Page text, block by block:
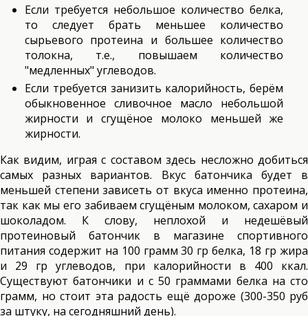
Если требуется небольшое количество белка,
то следует брать меньшее количество
сырьевого протеина и большее количество
толокна, т.е., повышаем количество
"медленных" углеводов.
Если требуется занизить калорийность, берём
обыкновенное сливочное масло небольшой
жирности и сгущёное молоко меньшей же
жирности.
Как видим, играя с составом здесь несложно добиться
самых разных вариантов. Вкус батончика будет в
меньшей степени зависеть от вкуса именно протеина,
так как мы его забиваем сгущёным молоком, сахаром и
шоколадом. К слову, неплохой и недешёвый
протеиновый батончик в магазине спортивного
питания содержит на 100 грамм 30 гр белка, 18 гр жира
и 29 гр углеводов, при калорийности в 400 ккал.
Существуют батончики и с 50 граммами белка на сто
грамм, но стоит эта радость ещё дороже (300-350 руб
за штуку, на сегодняшний день).